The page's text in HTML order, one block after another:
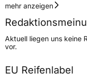
Geschwindigkeitsindex
Höchstgeschwindigkeit
Lastindex96
Höchstlast710 kg
mehr anzeigen
Aktuell liegen uns keine
vor.
EU Reifenlabel